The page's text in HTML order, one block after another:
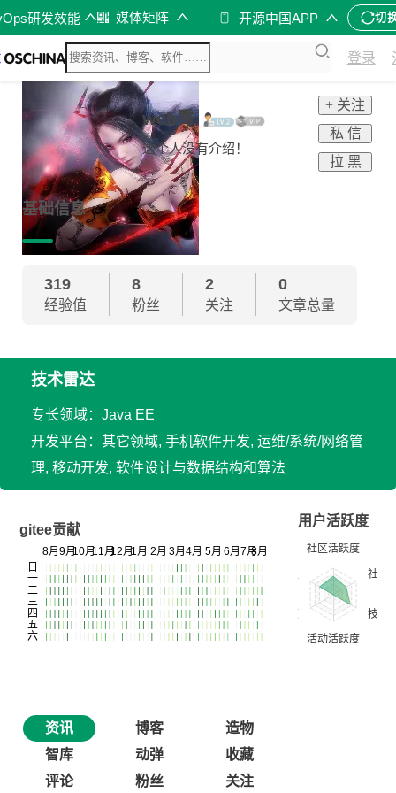
研发效能 媒体矩阵 开源中国APP 切
登录
web秀
这个人没有介绍！
+ 关注
私 信
拉 黑
基础信息
319
经验值
8
粉丝
2
关注
0
文章总量
技术雷达
专长领域：Java EE
开发平台：其它领域, 手机软件开发, 运维/系统/网络管
理, 移动开发, 软件设计与数据结构和算法
gitee贡献
用户活跃度
资讯 博客
造物
智库
动弹
收藏
评论
粉丝 关注